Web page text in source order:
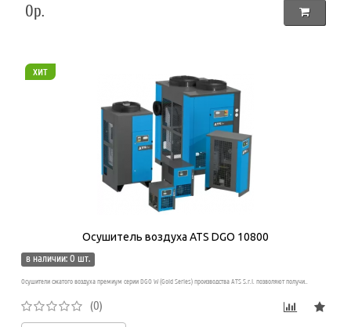
0р.
хит
Осушитель воздуха ATS DGO 10800
в наличии: 0 шт.
Осушители сжатого воздуха премиум серии DGO W (Gold Series) производства ATS S.r.l. позволяют получи..
(0)